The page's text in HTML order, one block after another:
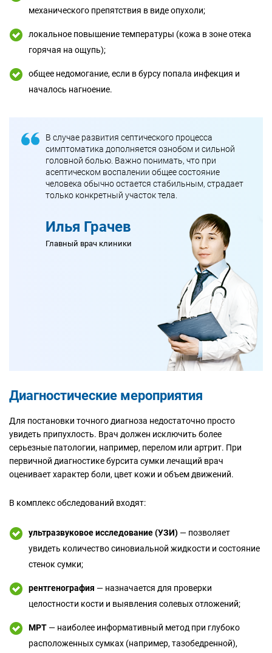
механического препятствия в виде опухоли;
локальное повышение температуры (кожа в зоне отека
горячая на ощупь);
общее недомогание, если в бурсу попала инфекция и
началось нагноение.
В случае развития септического процесса
симптоматика дополняется ознобом и сильной
головной болью. Важно понимать, что при
асептическом воспалении общее состояние
человека обычно остается стабильным, страдает
только конкретный участок тела.
Илья Грачев
Главный врач клиники
Диагностические мероприятия
Для постановки точного диагноза недостаточно просто
увидеть припухлость. Врач должен исключить более
серьезные патологии, например, перелом или артрит. При
первичной диагностике бурсита сумки лечащий врач
оценивает характер боли, цвет кожи и объем движений.
В комплекс обследований входят:
ультразвуковое исследование (УЗИ) — позволяет
увидеть количество синовиальной жидкости и состояние
стенок сумки;
рентгенография — назначается для проверки
целостности кости и выявления солевых отложений;
МРТ — наиболее информативный метод при глубоко
расположенных сумках (например, тазобедренной),